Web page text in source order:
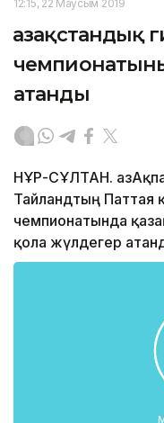
12:15, 22 Маусым 2019
Қазақстандық
атанды
НҰР-СҰЛТАН.
Тайландтың Паттая
чемпионатында
қола жүлдегер